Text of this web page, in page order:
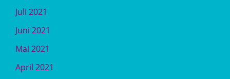
Juli 2021
Juni 2021
Mai 2021
April 2021